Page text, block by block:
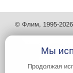
© Флим, 1995-2026
Мы
Продолжая